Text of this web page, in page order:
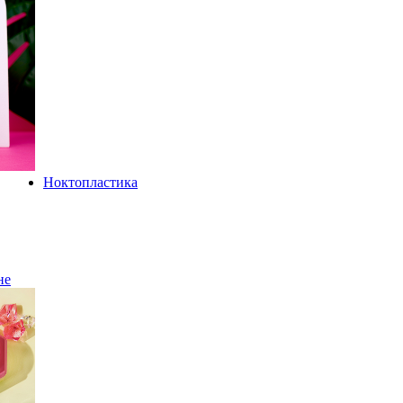
Ноктопластика